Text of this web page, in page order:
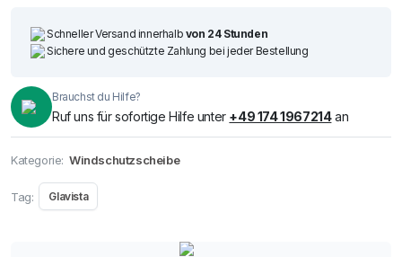
Schneller Versand innerhalb von 24 Stunden
Sichere und geschützte Zahlung bei jeder Bestellung
Brauchst du Hilfe?
Ruf uns für sofortige Hilfe unter +49 174 1967214an
Kategorie: Windschutzscheibe
Tag: Glavista